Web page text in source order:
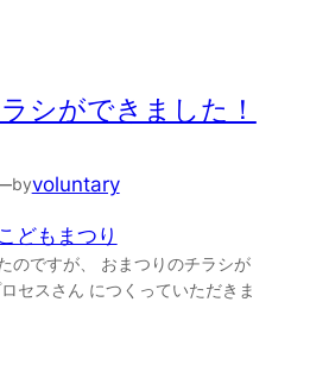
シができました！
byvoluntary
どもまつり
のですが、 おまつりのチラシが
セスさん につくっていただきま